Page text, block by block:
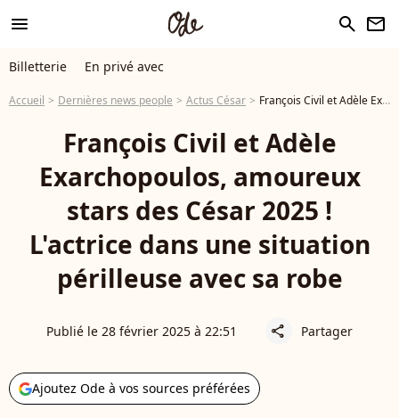
menu search newsletter
Billetterie En privé avec
Accueil Dernières news people Actus César François Civil et Adèle Exarchopoulos, amoureux stars des César 2025 ! L'actrice dans une situation périlleuse avec sa robe
François Civil et Adèle
Exarchopoulos, amoureux
stars des César 2025 !
L'actrice dans une situation
périlleuse avec sa robe
Publié le 28 février 2025 à 22:51 share Partager
Ajoutez Ode à vos sources préférées